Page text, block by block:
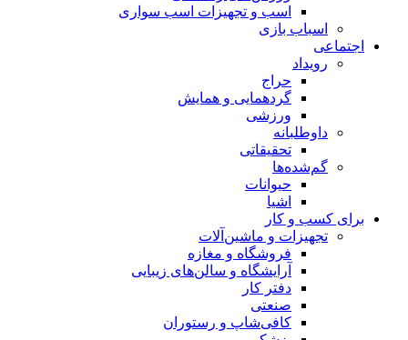
اسب و تجهیزات اسب سواری
اسباب‌ بازی
اجتماعی
رویداد
حراج
گردهمایی و همایش
ورزشی
داوطلبانه
تحقیقاتی
گم‌شده‌ها
حیوانات
اشیا
برای کسب و کار
تجهیزات و ماشین‌آلات
فروشگاه و مغازه
آرایشگاه و سالن‌های زیبایی
دفتر کار
صنعتی
کافی‌شاپ و رستوران